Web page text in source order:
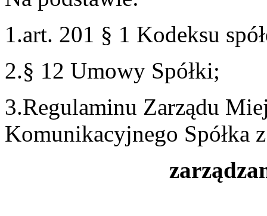
1.art. 201 § 1 Kodeksu
2.§ 12 Umowy Spółki;
3.Regulaminu Zarządu
Komunikacyjnego Spółka